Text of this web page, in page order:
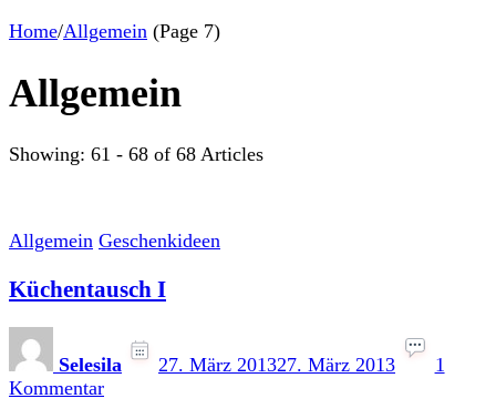
Home/Allgemein (Page 7)
Allgemein
Showing: 61 - 68 of 68 Articles
Allgemein Geschenkideen
Küchentausch I
Selesila 27. März 201327. März 2013
1
Kommentarzu